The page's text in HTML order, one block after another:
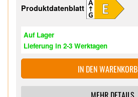
Produktdatenblatt
Auf Lager
Lieferung in 2-3 Werktagen
IN DEN WARENKORB